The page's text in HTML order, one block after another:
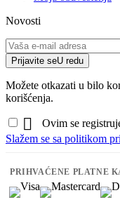
Novosti
Prijavite seU redu
Možete otkazati u bilo
korišćenja.

Ovim se
Slažem se sa politikom
PRIHVAĆENE PLATNE